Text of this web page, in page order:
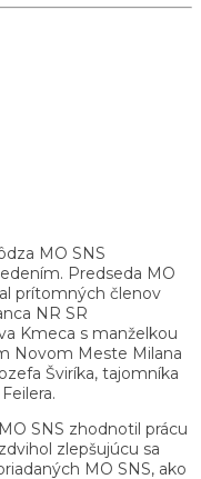
MO SNS
Predseda MO
prítomných členov
NR SR
Kmeca s manželkou
Novom Meste Milana
Šviríka, tajomníka
SNS zhodnotil prácu
zlepšujúcu sa
MO SNS, ako